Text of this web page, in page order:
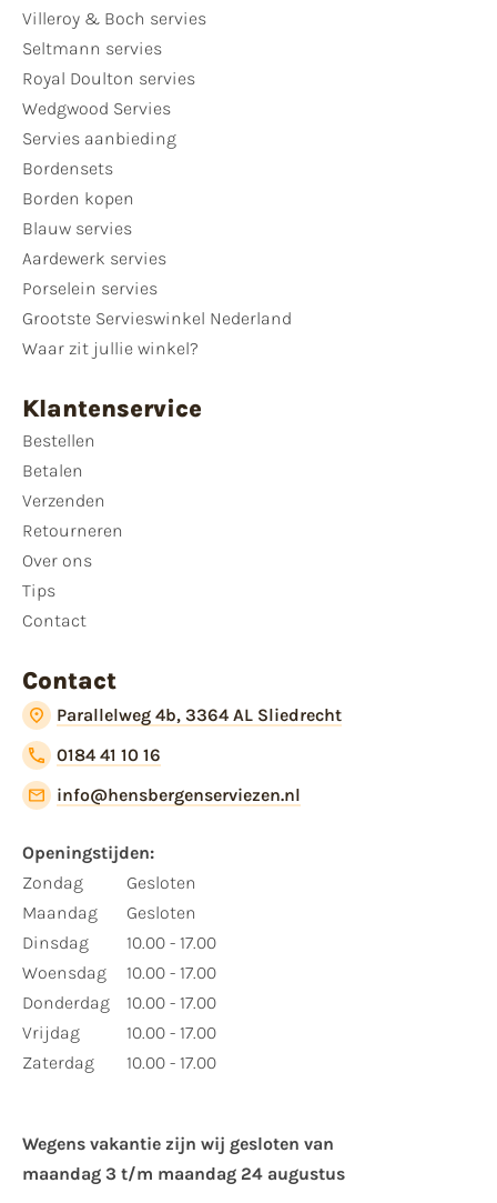
Villeroy & Boch servies
Seltmann servies
Royal Doulton servies
Wedgwood Servies
Servies aanbieding
Bordensets
Borden kopen
Blauw servies
Aardewerk servies
Porselein servies
Grootste Servieswinkel Nederland
Waar zit jullie winkel?
Klantenservice
Bestellen
Betalen
Verzenden
Retourneren
Over ons
Tips
Contact
Contact
Parallelweg 4b, 3364 AL Sliedrecht
0184 41 10 16
info@hensbergenserviezen.nl
Openingstijden:
Zondag
Maandag
Dinsdag
Woensdag
Donderdag
Vrijdag
Zaterdag
Gesloten
Gesloten
10.00 - 17.00
10.00 - 17.00
10.00 - 17.00
10.00 - 17.00
10.00 - 17.00
Wegens vakantie zijn wij gesloten van ​
maandag 3 t/m maandag 24 augustus